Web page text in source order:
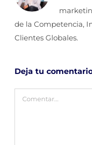
de la Competencia,
Clientes Globales.
Deja tu
Comentar